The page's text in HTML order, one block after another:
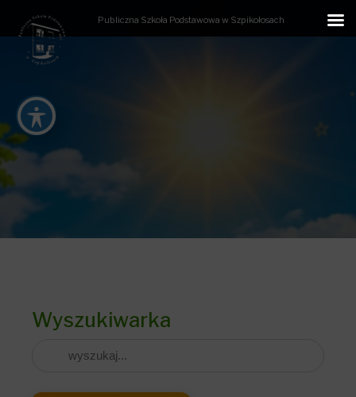
Publiczna Szkoła Podstawowa w Szpikołosach
Wyszukiwarka